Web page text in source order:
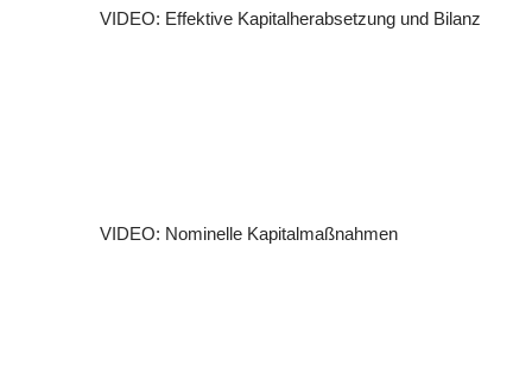
VIDEO: Effektive Kapitalherabsetzung und Bilanz
VIDEO: Nominelle Kapitalmaßnahmen